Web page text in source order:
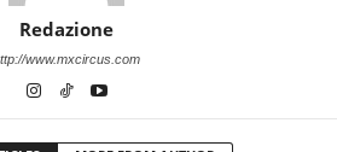
Redazione
www.mxcircus.com